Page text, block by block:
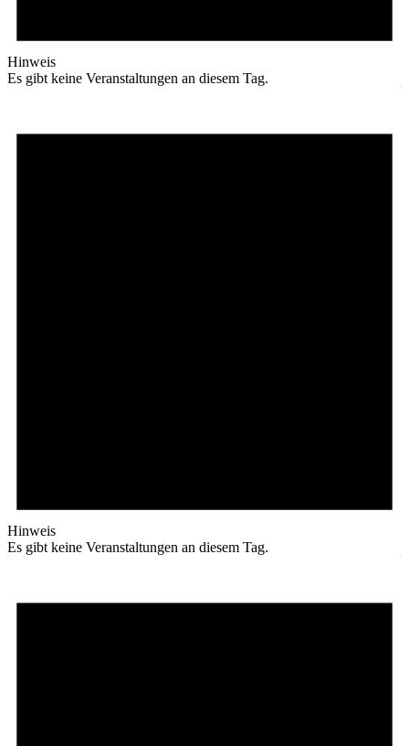
Hinweis
Es gibt keine Veranstaltungen an diesem Tag.
Hinweis
Es gibt keine Veranstaltungen an diesem Tag.